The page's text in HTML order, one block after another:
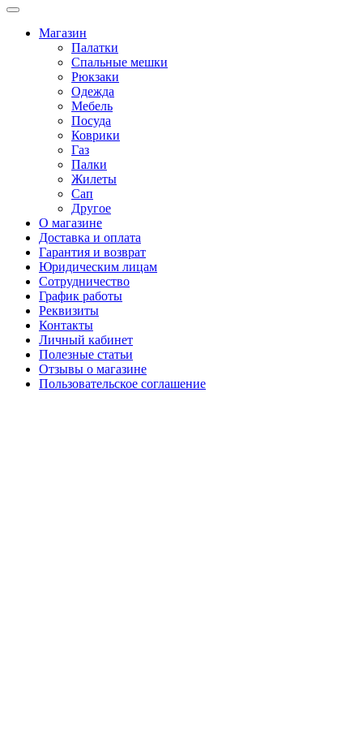
Магазин
Палатки
Спальные мешки
Рюкзаки
Одежда
Мебель
Посуда
Коврики
Газ
Палки
Жилеты
Сап
Другое
О магазине
Доставка и оплата
Гарантия и возврат
Юридическим лицам
Сотрудничество
График работы
Реквизиты
Контакты
Личный кабинет
Полезные статьи
Отзывы о магазине
Пользовательское соглашение